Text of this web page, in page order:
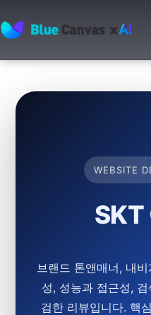
BLUECANVAS
WEBSITE
SKT
브랜드 톤앤매너, 내
성, 성능과 접근성,
검한 리뷰입니다. 핵